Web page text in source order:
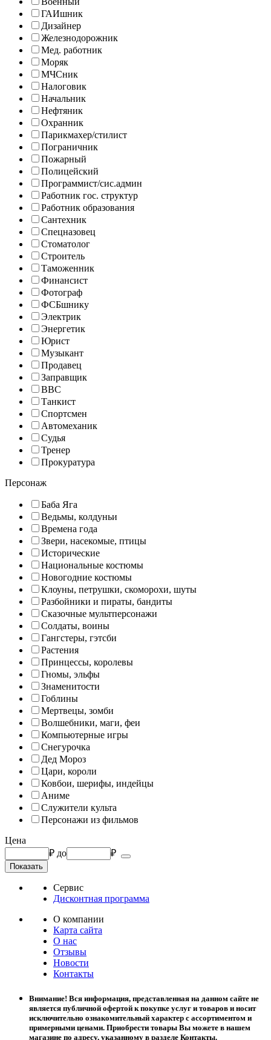
ГАИшник
Дизайнер
Железнодорожник
Мед. работник
Моряк
МЧСник
Налоговик
Начальник
Нефтяник
Охранник
Парикмахер/стилист
Пограничник
Пожарный
Полицейский
Программист/сис.админ
Работник гос. структур
Работник образования
Сантехник
Спецназовец
Стоматолог
Строитель
Таможенник
Финансист
Фотограф
ФСБшнику
Электрик
Энергетик
Юрист
Музыкант
Продавец
Заправщик
ВВС
Танкист
Спортсмен
Автомеханик
Судья
Тренер
Прокуратура
Персонаж
Баба Яга
Ведьмы, колдуньи
Времена года
Звери, насекомые, птицы
Исторические
Национальные костюмы
Новогодние костюмы
Клоуны, петрушки, скоморохи, шуты
Разбойники и пираты, бандиты
Сказочные мультперсонажи
Солдаты, воины
Гангстеры, гэтсби
Растения
Принцессы, королевы
Гномы, эльфы
Знаменитости
Гоблины
Мертвецы, зомби
Волшебники, маги, феи
Компьютерные игры
Снегурочка
Дед Мороз
Цари, короли
Ковбои, шерифы, индейцы
Аниме
Служители культа
Персонажи из фильмов
Цена
₽ до ₽
Сервис
Дисконтная программа
О компании
Карта сайта
О нас
Отзывы
Новости
Контакты
Внимание! Вся информация, представленная на данном сайте не
является публичной офертой к покупке услуг и товаров и носит
исключительно ознакомительный характер с ассортиментом и
примерными ценами. Приобрести товары Вы можете в нашем
магазине по адресу, указанному в разделе Контакты.